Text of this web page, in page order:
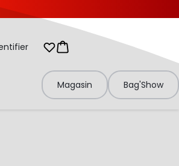
Mes listes d'envies
Panier
Magasin Bag'Show